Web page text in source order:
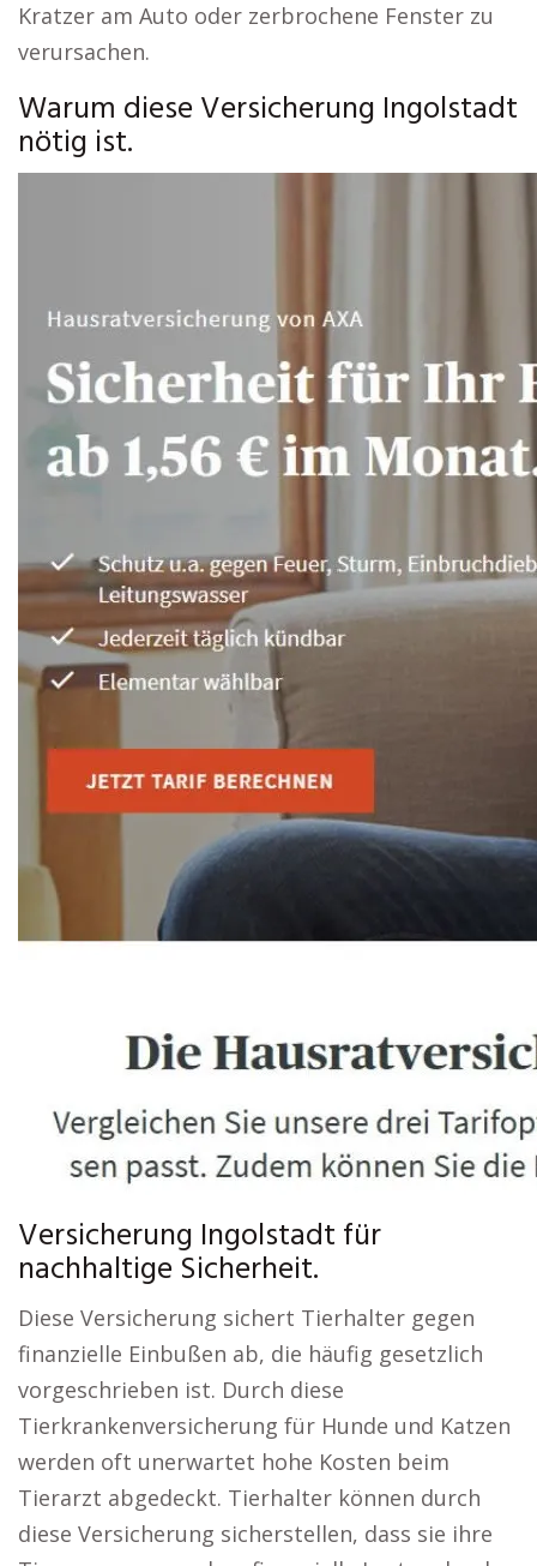
Kratzer am Auto oder zerbrochene Fenster zu
verursachen.
Warum diese Versicherung Ingolstadt
nötig ist.
Versicherung Ingolstadt für
nachhaltige Sicherheit.
Diese Versicherung sichert Tierhalter gegen
finanzielle Einbußen ab, die häufig gesetzlich
vorgeschrieben ist. Durch diese
Tierkrankenversicherung für Hunde und Katzen
werden oft unerwartet hohe Kosten beim
Tierarzt abgedeckt. Tierhalter können durch
diese Versicherung sicherstellen, dass sie ihre